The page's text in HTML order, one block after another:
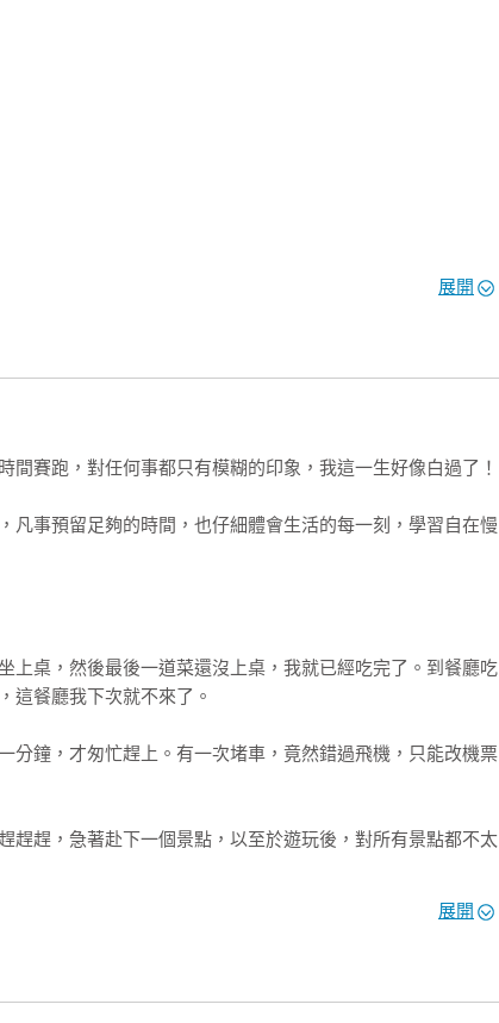
展開
間賽跑，對任何事都只有模糊的印象，我這一生好像白過了！
凡事預留足夠的時間，也仔細體會生活的每一刻，學習自在慢
上桌，然後最後一道菜還沒上桌，我就已經吃完了。到餐廳吃
這餐廳我下次就不來了。
分鐘，才匆忙趕上。有一次堵車，竟然錯過飛機，只能改機票
趕趕，急著赴下一個景點，以至於遊玩後，對所有景點都不太
完成，因為匆忙，所以所有事都是草草應付了事，很少把事情
展開